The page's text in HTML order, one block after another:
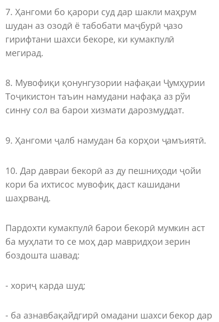
7. Ҳангоми бо қарори суд дар шакли маҳрум
шудан аз озодӣ ё табобати маҷбурӣ ҷазо
гирифтани шахси бекоре, ки кумакпулӣ
мегирад.
8. Мувофиқи қонунгузории нафақаи Ҷумҳурии
Тоҷикистон таъин намудани нафақа аз рўи
синну сол ва барои хизмати дарозмуддат.
9. Ҳангоми ҷалб намудан ба корҳои ҷамъиятӣ.
10. Дар давраи бекорӣ аз ду пешниҳоди ҷойи
кори ба ихтисос мувофиқ даст кашидани
шаҳрванд.
Пардохти кумакпулӣ барои бекорӣ мумкин аст
ба муҳлати то се моҳ дар мавридҳои зерин
боздошта шавад:
- хориҷ карда шуд;
- ба азнавбақайдгирӣ омадани шахси бекор дар